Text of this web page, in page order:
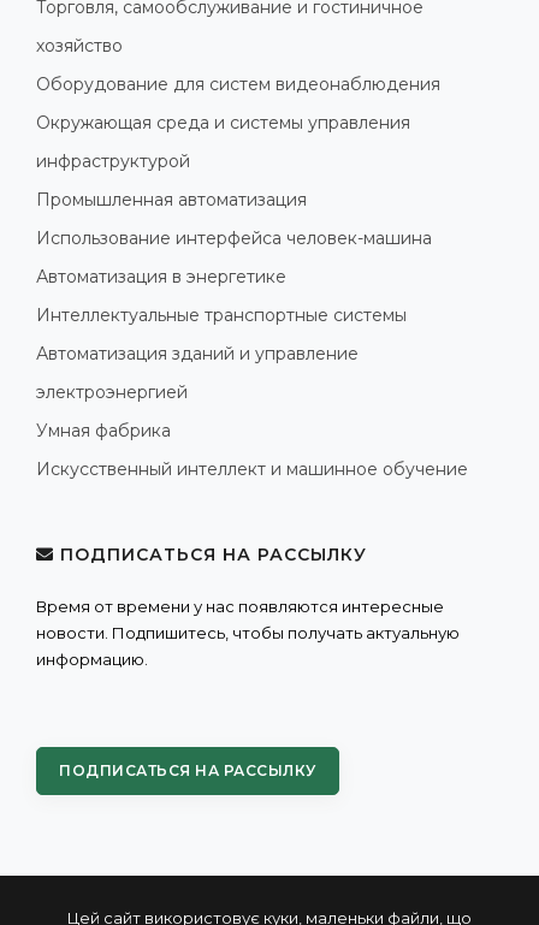
Цей сайт використовує куки, маленьки файли, що
Торговля, самообслуживание и гостиничное
хозяйство
Оборудование для систем видеонаблюдения
Окружающая среда и системы управления
инфраструктурой
Промышленная автоматизация
Использование интерфейса человек-машина
Автоматизация в энергетике
Интеллектуальные транспортные системы
Автоматизация зданий и управление
электроэнергией
Умная фабрика
Искусственный интеллект и машинное обучение
ПОДПИСАТЬСЯ НА РАССЫЛКУ
Время от времени у нас появляются интересные
новости. Подпишитесь, чтобы получать актуальную
информацию.
ПОДПИСАТЬСЯ НА РАССЫЛКУ